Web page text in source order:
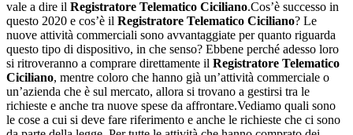
vale a dire il Registratore Telematico Ciciliano.Cos’è successo in
questo 2020 e cos’è il Registratore Telematico Ciciliano? Le
nuove attività commerciali sono avvantaggiate per quanto riguarda
questo tipo di dispositivo, in che senso? Ebbene perché adesso loro
si ritroveranno a comprare direttamente il Registratore Telematico
Ciciliano, mentre coloro che hanno già un’attività commerciale o
un’azienda che è sul mercato, allora si trovano a gestirsi tra le
richieste e anche tra nuove spese da affrontare.Vediamo quali sono
le cose a cui si deve fare riferimento e anche le richieste che ci sono